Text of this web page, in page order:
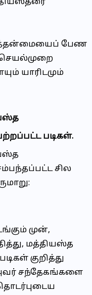
பேண
யாரிடமும்
படிகள்.
சில
முன்,
மத்தியஸ்த
குறித்து
சந்தேகங்களை
தொடர்புடைய